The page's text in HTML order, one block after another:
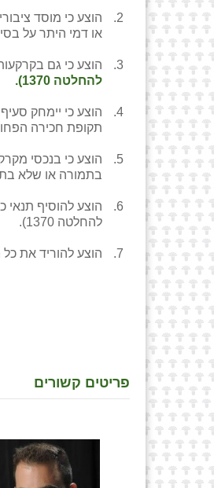
או דמי היתר על
הוצע כי גם
להחלטה 1370).
תקופת חכירה
הוצע כי בנכסי
בתמורה או שלא
הוצע להוסיף תנאי
להחלטה 1370).
הוצע להוריד את
פריטים קשורים